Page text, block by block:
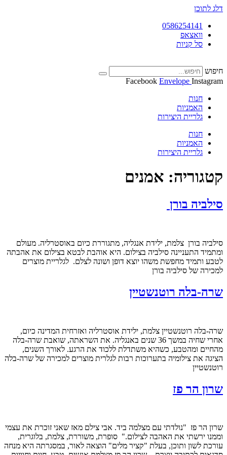
דלג לתוכן
0586254141
וואצאפ
סל קניות
חיפוש
Facebook Envelope Instagram
חנות
האמניות
גלריית היצירות
חנות
האמניות
גלריית היצירות
קטגוריה: אמנים
סילביה בורן
סילביה בורן צלמת, ילידת אנגליה, מתגוררת כיום באוסטרליה. מעולם
ומתמיד התעניינה סילביה בצילום. היא אוהבת לבטא בצילום את אהבתה
לטבע ותמיד מחפשת משהו יוצא דופן ושונה לצלם. לגלריית מוצרים
למכירה של סילביה בורן
שרה-בלה רוטנשטיין
שרה-בלה רוטנשטיין צלמת, ילידת אוסטרליה ואזרחית המדינה כיום,
אחרי שחיה במשך 36 שנים באנגליה. את השראתה, שואבת שרה-בלה
מהחיים ומהטבע, כשהיא משתדלת ללכוד את הרגע. לאורך השנים,
הציגה את צילומיה בתערוכות רבות לגלרית מוצרים למכירה של שרה-בלה
רוטנשטיין
שרון הר פז
שרון הר פז "נולדתי עם מצלמה ביד. אבי צילם מאז שאני זוכרת את עצמי
וממנו ירשתי את האהבה לצילום." סופרת, משוררת, צלמת, בלוגרית,
עורכת לשון ותוכן, בעלת "קציר מלים" הוצאה לאור, במסגרתה היא מנחה